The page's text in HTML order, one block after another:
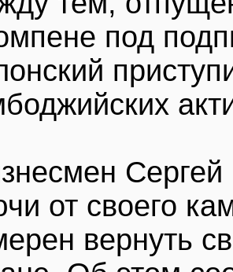
под
от своего
вернуть